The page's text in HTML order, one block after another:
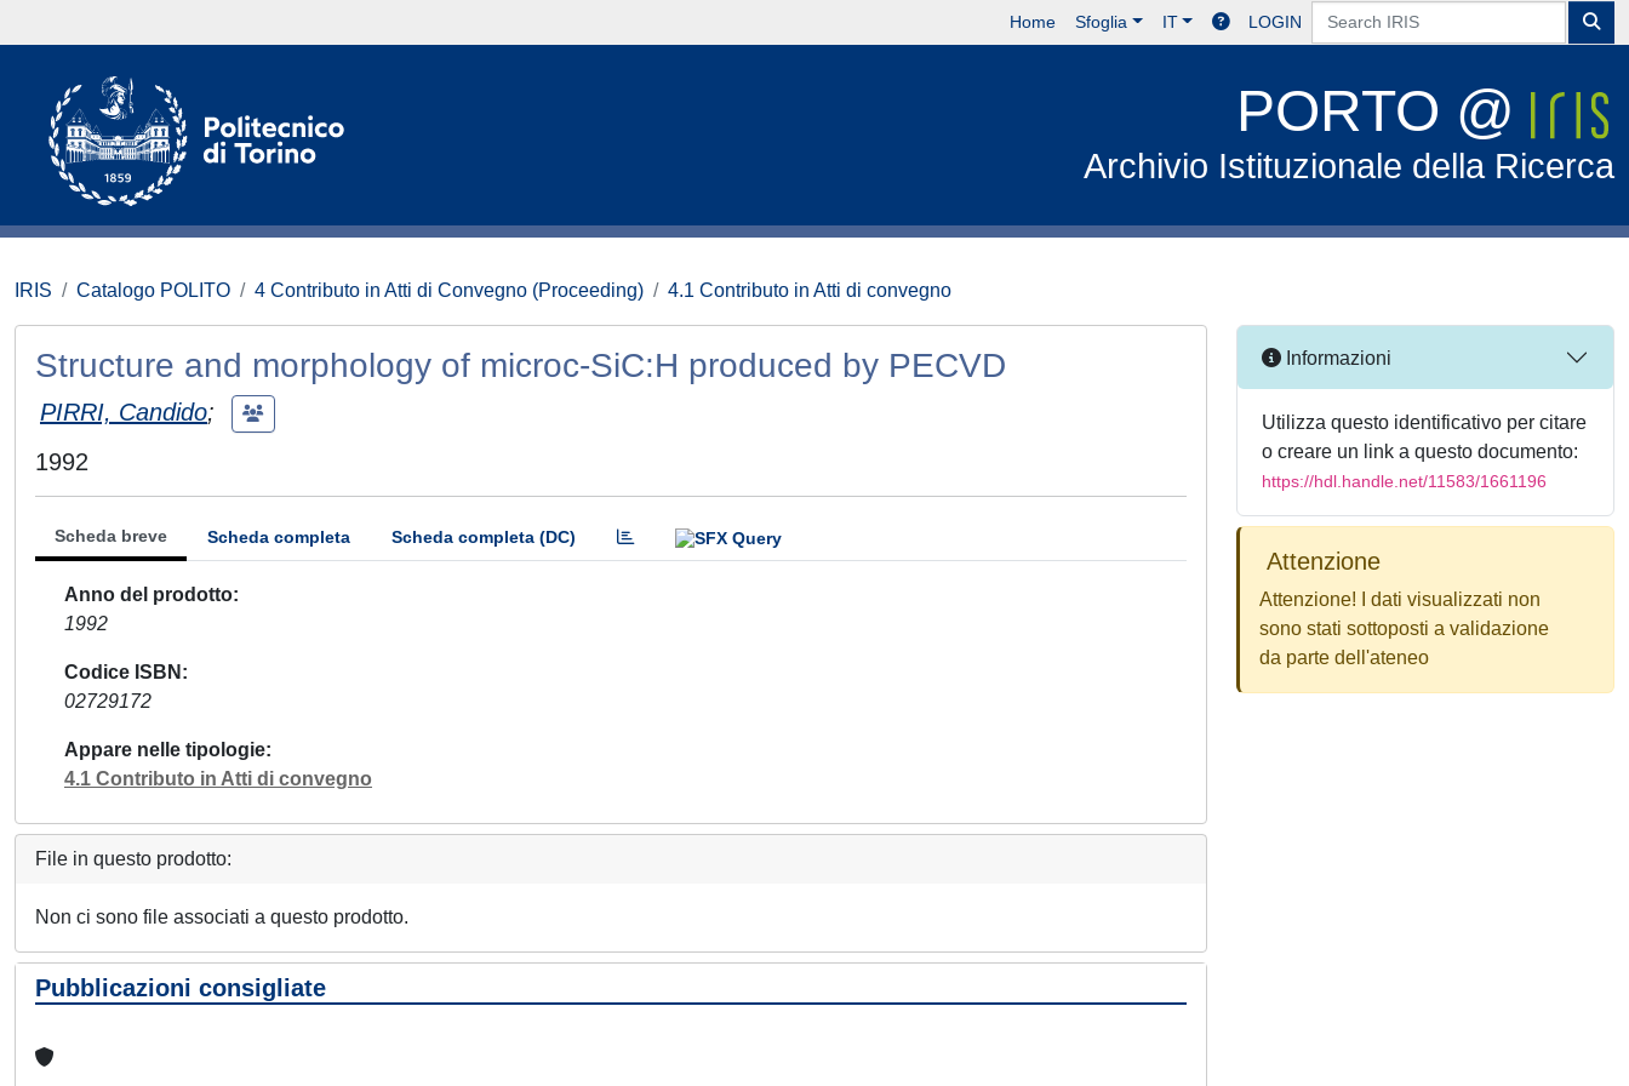
Home Sfoglia IT LOGIN
PORTO @
Archivio Istituzionale della Ricerca
IRIS Catalogo POLITO 4 Contributo in Atti di Convegno (Proceeding) 4.1 Contributo in Atti di convegno
Structure and morphology of microc-SiC:H produced by PECVD
PIRRI, Candido;
1992
Scheda breve Scheda completa Scheda completa (DC)
Anno del prodotto
1992
Codice ISBN
02729172
Appare nelle tipologie
4.1 Contributo in Atti di convegno
File in questo prodotto:
Non ci sono file associati a questo prodotto.
Pubblicazioni consigliate
Informazioni
Utilizza questo identificativo per citare
o creare un link a questo documento:
https://hdl.handle.net/11583/1661196
Attenzione
Attenzione! I dati visualizzati non
sono stati sottoposti a validazione
da parte dell'ateneo